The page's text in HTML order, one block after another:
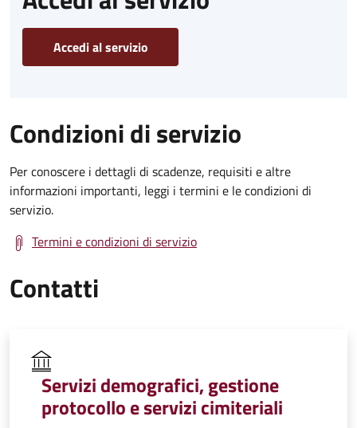
Accedi al servizio
Condizioni di servizio
Per conoscere i dettagli di scadenze, requisiti e altre
informazioni importanti, leggi i termini e le condizioni di
servizio.
Termini e condizioni di servizio
Contatti
Servizi demografici, gestione
protocollo e servizi cimiteriali